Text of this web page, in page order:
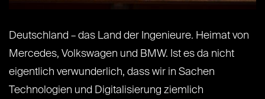
Deutschland – das Land der Ingenieure. Heimat von
Mercedes, Volkswagen und BMW. Ist es da nicht
eigentlich verwunderlich, dass wir in Sachen
Technologien und Digitalisierung ziemlich